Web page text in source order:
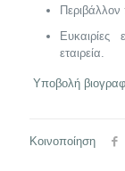
Περιβάλλον
εταιρεία.
Υποβολή
Κοινοποίηση